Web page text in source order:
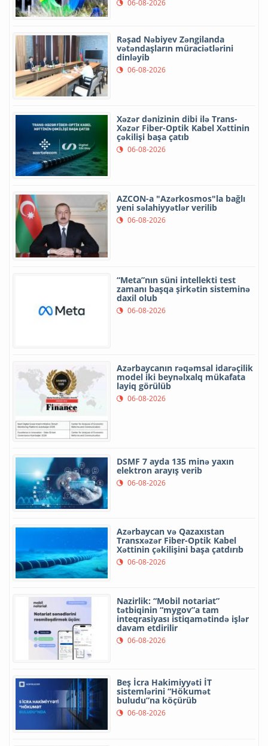
06-08-2026
Rəşad Nəbiyev Zəngilanda
vətəndaşların müraciətlərini
dinləyib
06-08-2026
Xəzər dənizinin dibi ilə Trans-
Xəzər Fiber-Optik Kabel Xəttinin
çəkilişi başa çatıb
06-08-2026
AZCON-a "Azərkosmos"la bağlı
yeni səlahiyyətlər verilib
06-08-2026
“Meta”nın süni intellekti test
zamanı başqa şirkətin sisteminə
daxil olub
06-08-2026
Azərbaycanın rəqəmsal idarəçilik
model iki beynəlxalq mükafata
layiq görülüb
06-08-2026
DSMF 7 ayda 135 minə yaxın
elektron arayış verib
06-08-2026
Azərbaycan və Qazaxıstan
Transxəzər Fiber-Optik Kabel
Xəttinin çəkilişini başa çatdırıb
06-08-2026
Nazirlik: “Mobil notariat”
tətbiqinin “mygov”a tam
inteqrasiyası istiqamətində işlər
davam etdirilir
06-08-2026
Beş İcra Hakimiyyəti İT
sistemlərini “Hökumət
buludu”na köçürüb
06-08-2026